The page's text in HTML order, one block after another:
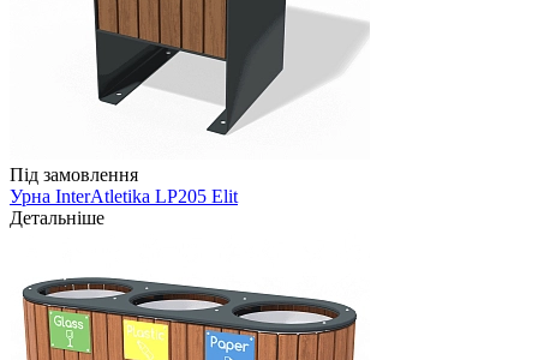
Під замовлення
Урна InterAtletika LP205 Elit
Детальніше